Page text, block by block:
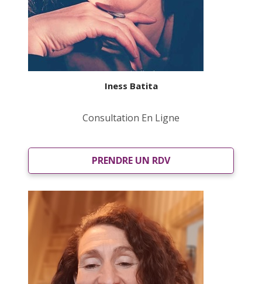
Iness Batita
Consultation En Ligne
PRENDRE UN RDV